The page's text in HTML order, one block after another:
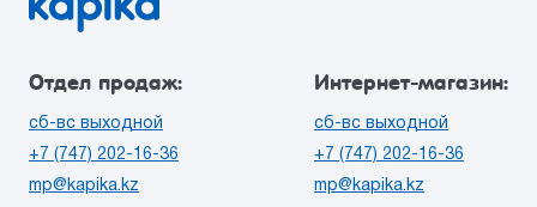
Отдел продаж:
сб-вс выходной
+7 (747) 202-16-36
mp@kapika.kz
Интернет-магазин:
сб-вс выходной
+7 (747) 202-16-36
mp@kapika.kz